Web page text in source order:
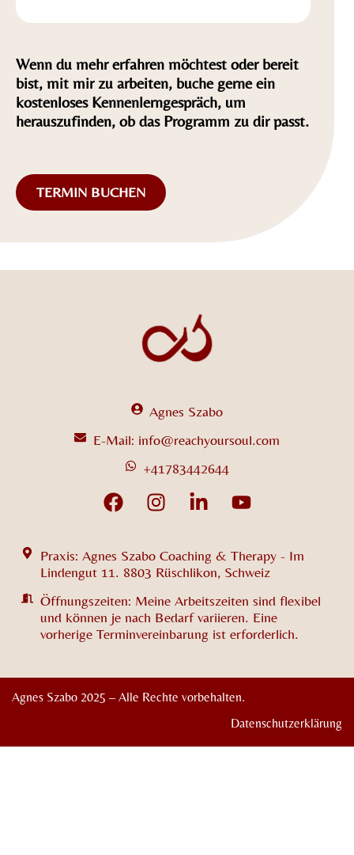
Wenn du mehr erfahren möchtest oder bereit
bist, mit mir zu arbeiten, buche gerne ein
kostenloses Kennenlerngespräch, um
herauszufinden, ob das Programm zu dir passt.
TERMIN BUCHEN
Agnes Szabo
E-Mail: info@reachyoursoul.com
+41783442644
Praxis: Agnes Szabo Coaching & Therapy - Im
Lindengut 11. 8803 Rüschlikon, Schweiz
Öffnungszeiten: Meine Arbeitszeiten sind flexibel
und können je nach Bedarf variieren. Eine
vorherige Terminvereinbarung ist erforderlich.
Agnes Szabo 2025 – Alle Rechte vorbehalten.
Datenschutzerklärung